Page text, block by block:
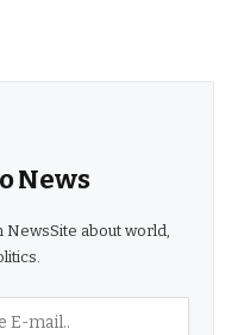
News
about world,